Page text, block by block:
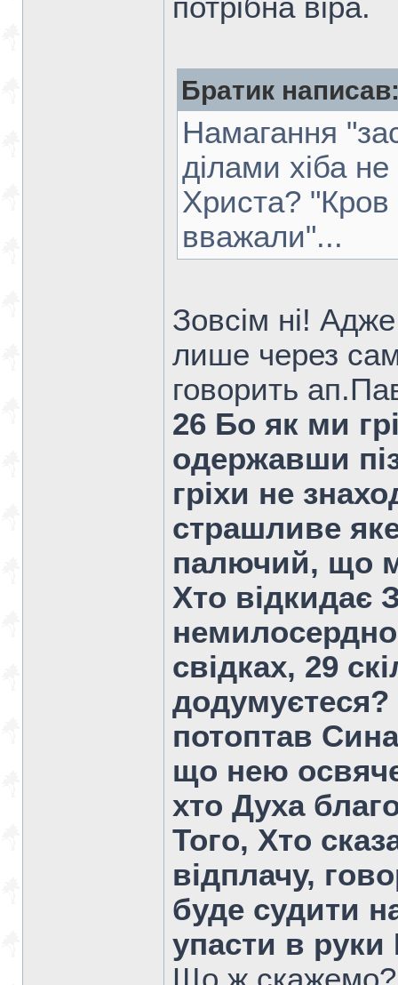
потрібна віра.
Братик
Намагання
ділами хіба не
Христа?
вважали"...
Зовсім ні!
лише через
говорить
26 Бо як ми
одержавши
гріхи не
страшливе
палючий, що
Хто відкидає
свідках, 29
додумуєтеся?
потоптав
що нею
хто Духа
Того, Хто
відплачу,
буде судити
упасти в